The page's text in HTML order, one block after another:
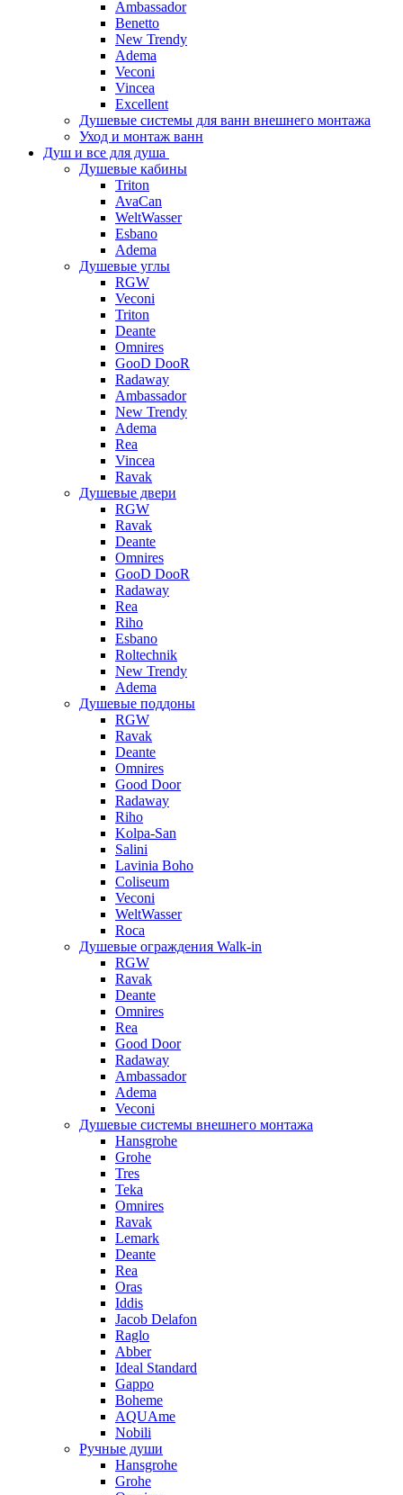
Ambassador
Benetto
New Trendy
Adema
Veconi
Vincea
Excellent
Душевые системы для ванн внешнего монтажа
Уход и монтаж ванн
Душ и все для душа
Душевые кабины
Triton
AvaCan
WeltWasser
Esbano
Adema
Душевые углы
RGW
Veconi
Triton
Deante
Omnires
GooD DooR
Radaway
Ambassador
New Trendy
Adema
Rea
Vincea
Ravak
Душевые двери
RGW
Ravak
Deante
Omnires
GooD DooR
Radaway
Rea
Riho
Esbano
Roltechnik
New Trendy
Adema
Душевые поддоны
RGW
Ravak
Deante
Omnires
Good Door
Radaway
Riho
Kolpa-San
Salini
Lavinia Boho
Coliseum
Veconi
WeltWasser
Roca
Душевые ограждения Walk-in
RGW
Ravak
Deante
Omnires
Rea
Good Door
Radaway
Ambassador
Adema
Veconi
Душевые системы внешнего монтажа
Hansgrohe
Grohe
Tres
Teka
Omnires
Ravak
Lemark
Deante
Rea
Oras
Iddis
Jacob Delafon
Raglo
Abber
Ideal Standard
Gappo
Boheme
AQUAme
Nobili
Ручные души
Hansgrohe
Grohe